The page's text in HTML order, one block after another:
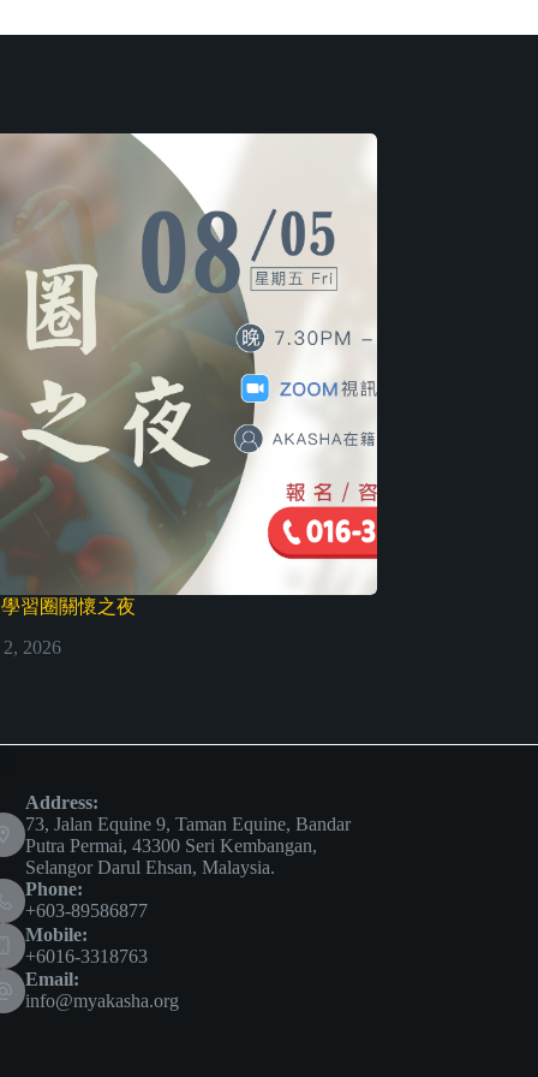
習圈關懷之夜
2026
Address:
73, Jalan Equine 9, Taman Equine, Bandar
Putra Permai, 43300 Seri Kembangan,
Selangor Darul Ehsan, Malaysia.
Phone:
+603-89586877
Mobile:
+6016-3318763
Email:
info@myakasha.org